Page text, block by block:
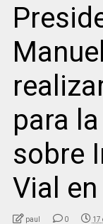
para
sobre
Vial
paul 0 17